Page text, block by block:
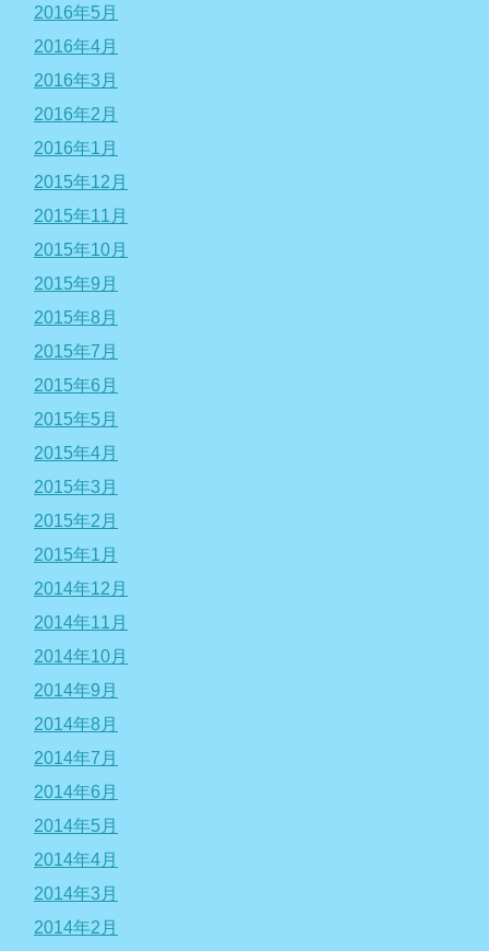
2016年5月
2016年4月
2016年3月
2016年2月
2016年1月
2015年12月
2015年11月
2015年10月
2015年9月
2015年8月
2015年7月
2015年6月
2015年5月
2015年4月
2015年3月
2015年2月
2015年1月
2014年12月
2014年11月
2014年10月
2014年9月
2014年8月
2014年7月
2014年6月
2014年5月
2014年4月
2014年3月
2014年2月